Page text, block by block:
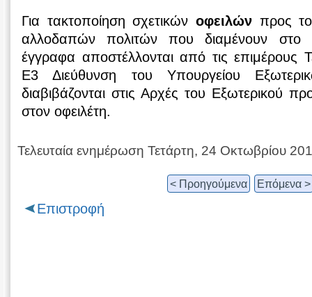
Για τακτοποίηση σχετικών οφειλώνπρος το
αλλοδαπών πολιτών που διαμένουν στο
έγγραφα αποστέλλονται από τις επιμέρους
Ε3 Διεύθυνση του Υπουργείου
διαβιβάζονται στις Αρχές του Εξωτερικού
στον οφειλέτη.
Τελευταία ενημέρωση Τετάρτη, 24 Οκτωβρίου
< Προηγούμενα Επόμενα >
Επιστροφή